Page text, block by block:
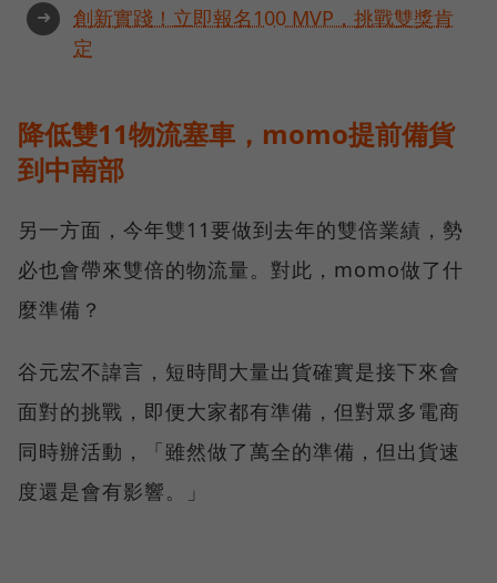
➜
創新實踐！立即報名100 MVP，挑戰雙獎肯
定
降低雙11物流塞車，momo提前備貨
到中南部
另一方面，今年雙11要做到去年的雙倍業績，勢
必也會帶來雙倍的物流量。對此，momo做了什
麼準備？
谷元宏不諱言，短時間大量出貨確實是接下來會
面對的挑戰，即便大家都有準備，但對眾多電商
同時辦活動，「雖然做了萬全的準備，但出貨速
度還是會有影響。」